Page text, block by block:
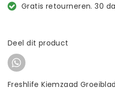
Gratis retourneren. 30
Deel dit product
Freshlife Kiemzaad